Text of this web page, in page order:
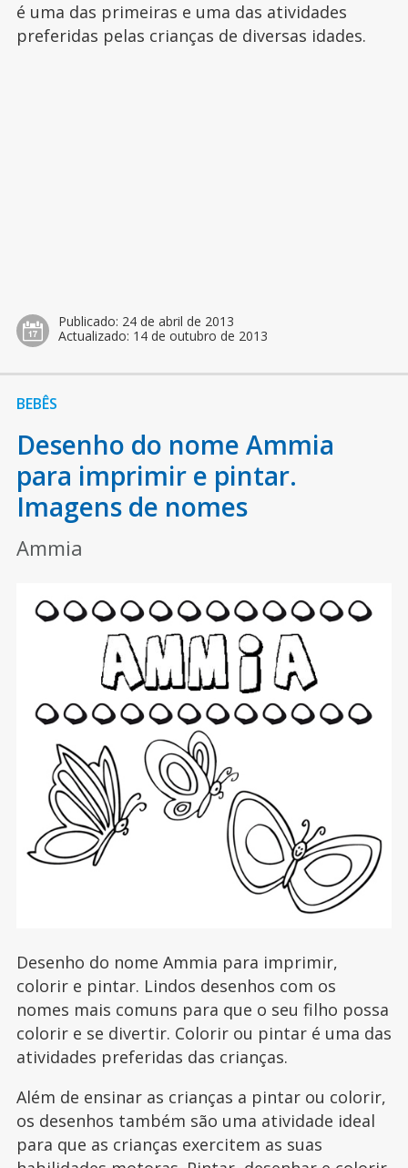
é uma das primeiras e uma das atividades
preferidas pelas crianças de diversas idades.
Publicado: 24 de abril de 2013
Actualizado: 14 de outubro de 2013
BEBÊS
Desenho do nome Ammia
para imprimir e pintar.
Imagens de nomes
Ammia
Desenho do nome Ammia para imprimir,
colorir e pintar. Lindos desenhos com os
nomes mais comuns para que o seu filho possa
colorir e se divertir. Colorir ou pintar é uma das
atividades preferidas das crianças.
Além de ensinar as crianças a pintar ou colorir,
os desenhos também são uma atividade ideal
para que as crianças exercitem as suas